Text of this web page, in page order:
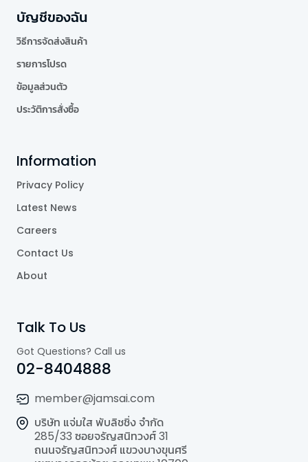
บัญชีของฉัน
วิธีการจัดส่งสินค้า
รายการโปรด
ข้อมูลส่วนตัว
ประวัติการสั่งซื้อ
Information
Privacy Policy
Latest News
Careers
Contact Us
About
Talk To Us
Got Questions? Call us
02-8404888
member@jamsai.com
บริษัท แจ่มใส พับลิชชิ่ง จำกัด
285/33 ซอยจรัญสนิทวงศ์ 31
ถนนจรัญสนิทวงศ์ แขวงบางขุนศรี